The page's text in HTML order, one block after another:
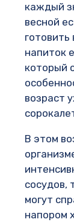
каждый
весной
напиток
который
возраст
В этом
сосудов,
могут
напором